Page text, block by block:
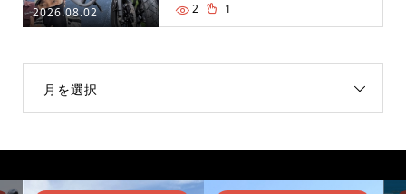
2026.08.02 2 1
月を選択